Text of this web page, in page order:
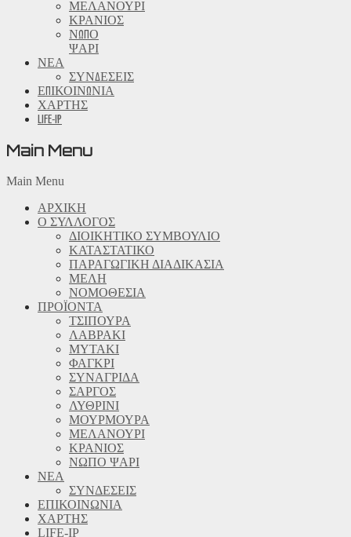
ΜΕΛΑΝΟΥΡΙ
ΚΡΑΝΙΟΣ
ΝΩΠΟ
ΨΑΡΙ
ΝΕΑ
ΣΥΝΔΕΣΕΙΣ
ΕΠΙΚΟΙΝΩΝΙΑ
ΧΑΡΤΗΣ
LIFE-IP
Main Menu
Main Menu
ΑΡΧΙΚΗ
Ο ΣΥΛΛΟΓΟΣ
ΔΙΟΙΚΗΤΙΚΟ ΣΥΜΒΟΥΛΙΟ
ΚΑΤΑΣΤΑΤΙΚΟ
ΠΑΡΑΓΩΓΙΚΗ ΔΙΑΔΙΚΑΣΙΑ
ΜΕΛΗ
ΝΟΜΟΘΕΣΙΑ
ΠΡΟΪΟΝΤΑ
ΤΣΙΠΟΥΡΑ
ΛΑΒΡΑΚΙ
ΜΥΤΑΚΙ
ΦΑΓΚΡΙ
ΣΥΝΑΓΡΙΔΑ
ΣΑΡΓΟΣ
ΛΥΘΡΙΝΙ
ΜΟΥΡΜΟΥΡΑ
ΜΕΛΑΝΟΥΡΙ
ΚΡΑΝΙΟΣ
ΝΩΠΟ ΨΑΡΙ
ΝΕΑ
ΣΥΝΔΕΣΕΙΣ
ΕΠΙΚΟΙΝΩΝΙΑ
ΧΑΡΤΗΣ
LIFE-IP